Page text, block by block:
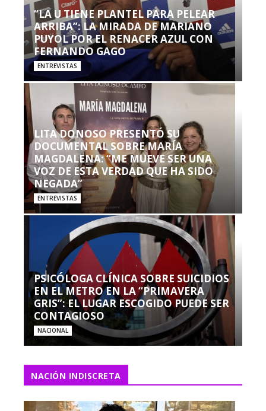
“LA U TIENE PLANTEL PARA PELEAR
ARRIBA”: LA MIRADA DE MARIANO
PUYOL POR EL RENACER AZUL CON
FERNANDO GAGO
ENTREVISTAS
LITA DONOSO PRESENTÓ SU
DOCUMENTAL SOBRE MARÍA
MAGDALENA: “ME MUEVE SER UNA
VOZ DE ESTA VERDAD QUE HA SIDO
NEGADA”
ENTREVISTAS
PSICÓLOGA CLÍNICA SOBRE SUICIDIOS
EN EL METRO EN LA “PRIMAVERA
GRIS”: EL LUGAR ESCOGIDO PUEDE SER
CONTAGIOSO
NACIONAL
NACIÓN INDISCRETA